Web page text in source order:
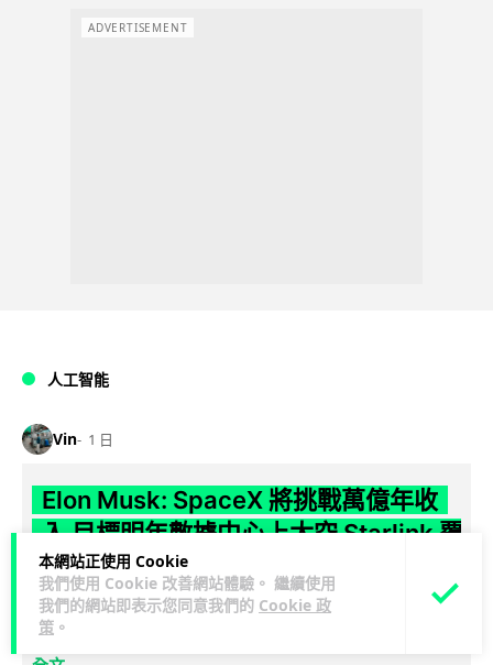
本網站正使用 Cookie
我們使用 Cookie 改善網站體驗。 繼續使用
我們的網站即表示您同意我們的 Cookie 政
策 。
ADVERTISEMENT
人工智能
Vin 1 日
Elon Musk: SpaceX 將挑戰萬億年收
入 目標明年數據中心上太空 Starlink 覆
蓋全球170國
SpaceX 公佈最新第二季業績，受惠 Starlink 與 AI 業務帶動，
季度收入按年飆升 92% 至 78 億美元。行政總裁 Elon...